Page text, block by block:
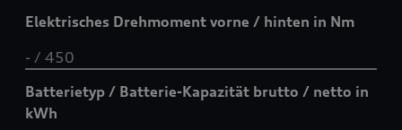
Elektrisches Drehmoment vorne / hinten in Nm
- / 450
Batterietyp / Batterie-Kapazität brutto / netto in
kWh